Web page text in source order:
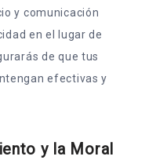
y comunicación
en el lugar de
de que tus
efectivas y
y la Moral